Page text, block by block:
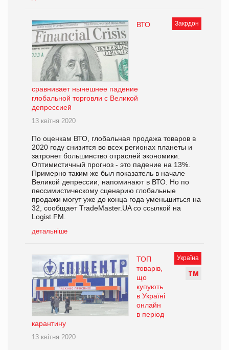
Закрдон
ВТО
сравнивает нынешнее падение
глобальной торговли с Великой
депрессией
13 квітня 2020
По оценкам ВТО, глобальная продажа товаров в
2020 году снизится во всех регионах планеты и
затронет большинство отраслей экономики.
Оптимистичный прогноз - это падение на 13%.
Примерно таким же был показатель в начале
Великой депрессии, напоминают в ВТО. Но по
пессимистическому сценарию глобальные
продажи могут уже до конца года уменьшиться на
32, сообщает TradeMaster.UA со ссылкой на
Logist.FM.
детальніше
Україна
ТМ
ТОП
товарів,
що
купують
в Україні
онлайн
в період
карантину
13 квітня 2020